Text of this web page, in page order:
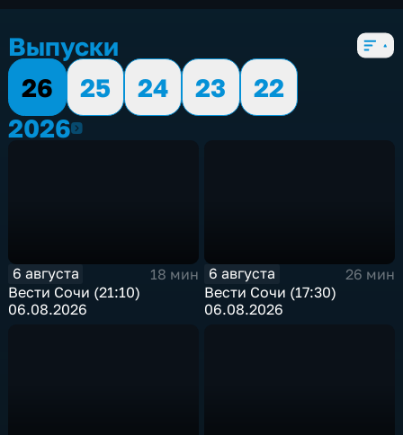
Выпуски
26
25 24 23
22
20262026
6 августа
18 мин
Вести Сочи (21:10)
06.08.2026
6 августа
26 мин
Вести Сочи (17:30)
06.08.2026